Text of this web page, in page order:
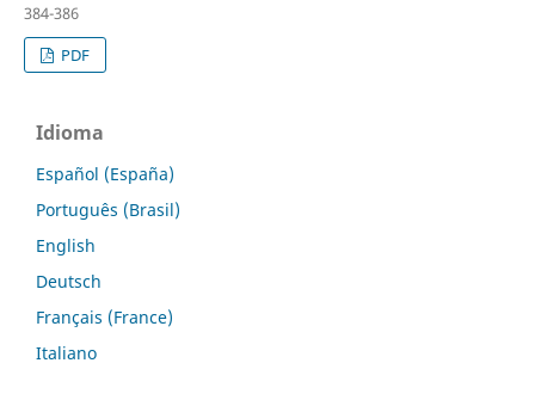
384-386
PDF
Idioma
Español (España)
Português (Brasil)
English
Deutsch
Français (France)
Italiano